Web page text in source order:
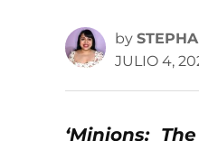
by
JULIO 4,
‘Minions: